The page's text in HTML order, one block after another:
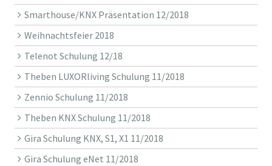
Smarthouse/KNX Präsentation 12/2018
Weihnachtsfeier 2018
Telenot Schulung 12/18
Theben LUXORliving Schulung 11/2018
Zennio Schulung 11/2018
Theben KNX Schulung 11/2018
Gira Schulung KNX, S1, X1 11/2018
Gira Schulung eNet 11/2018